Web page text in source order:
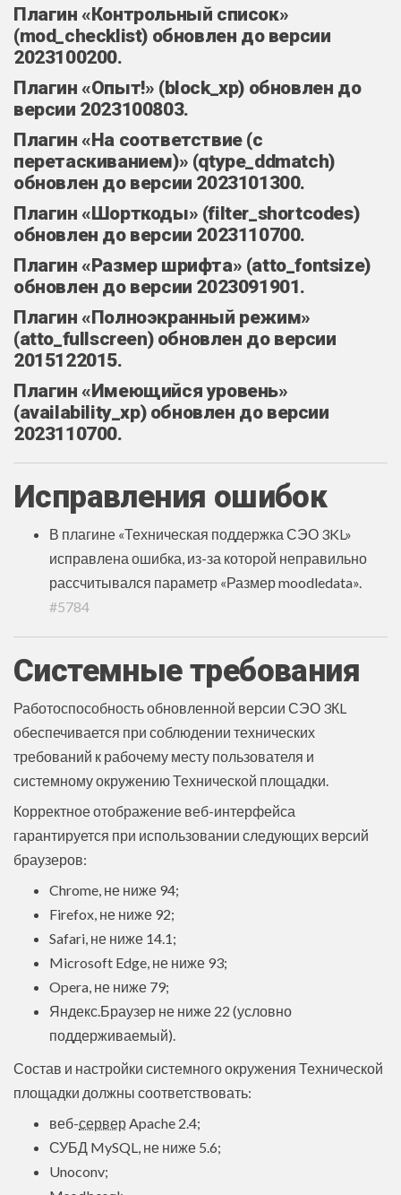
Плагин «Контрольный список»
(mod_checklist) обновлен до версии
2023100200.
Плагин «Опыт!» (block_xp) обновлен до
версии 2023100803.
Плагин «На соответствие (с
перетаскиванием)» (qtype_ddmatch)
обновлен до версии 2023101300.
Плагин «Шорткоды» (filter_shortcodes)
обновлен до версии 2023110700.
Плагин «Размер шрифта» (atto_fontsize)
обновлен до версии 2023091901.
Плагин «Полноэкранный режим»
(atto_fullscreen) обновлен до версии
2015122015.
Плагин «Имеющийся уровень»
(availability_xp) обновлен до версии
2023110700.
Исправления ошибок
В плагине «Техническая поддержка СЭО 3KL»
исправлена ошибка, из-за которой неправильно
рассчитывался параметр «Размер moodledata».
#5784
Системные требования
Работоспособность обновленной версии СЭО 3КL
обеспечивается при соблюдении технических
требований к рабочему месту пользователя и
системному окружению Технической площадки.
Корректное отображение веб-интерфейса
гарантируется при использовании следующих версий
браузеров:
Chrome, не ниже 94;
Firefox, не ниже 92;
Safari, не ниже 14.1;
Microsoft Edge, не ниже 93;
Opera, не ниже 79;
Яндекс.Браузер не ниже 22 (условно
поддерживаемый).
Состав и настройки системного окружения Технической
площадки должны соответствовать:
веб-сервер Apache 2.4;
СУБД MySQL, не ниже 5.6;
Unoconv;